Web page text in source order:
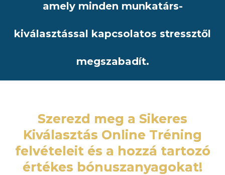
amely minden munkatárs-
kiválasztással kapcsolatos stressztől
megszabadít.
Szerezd meg a Sikeres
Kiválasztás Online Tréning
felvételeit és a hozzá tartozó
értékes bónuszanyagokat!